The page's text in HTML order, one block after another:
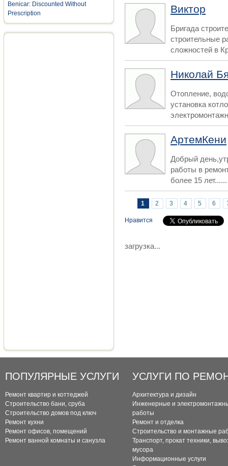
Benicar: Discounted Without
Prescription
Виктор
Бригада
строительные
сложностей в
Николай
Отопление,
установка
АртемКени
Добрый
работы в
более 15 лет......
Страницы
1 2 3 4 5 6
Нравится
загрузка...
ПОПУЛЯРНЫЕ УСЛУГИ
Ремонт квартир и коттеджей
Строительство бани, сруба
Строительство домов под ключ
Ремонт кухни
Ремонт офисов, помещений
Ремонт ванной комнаты и санузла
УСЛУГИ ПО
Архитектура и дизайн
Инженерные и
работы
Ремонт и отделка
Строительство и монтажные
Транспорт, прокат техники,
мусора
Информационные услуги